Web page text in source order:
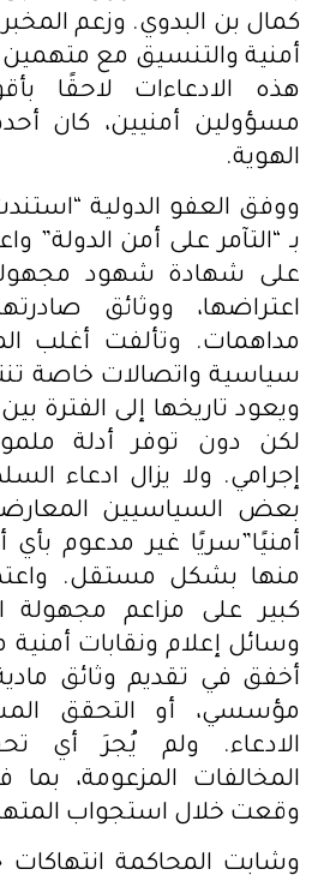
كمال بن البدوي. وزعم
أمنية والتنسيق مع
هذه الادعاءات لاحقًا
مسؤولين أمنيين، كان
الهوية.
ووفق العفو الدولية
بـ “التآمر على أمن الدولة”
على شهادة شهود
اعتراضها، ووثائق
مداهمات. وتألفت أغلب
سياسية واتصالات خاصة
لكن دون توفر أدلة
إجرامي. ولا يزال ادعاء
بعض السياسيين
أمنيًا”سريًا غير مدعوم بأي
منها بشكل مستقل.
كبير على مزاعم مجهولة
وسائل إعلام ونقابات أمنية
أخفق في تقديم وثائق
مؤسسي، أو التحقق
الادعاء. ولم يُجرَ أي
المخالفات المزعومة،
وقعت خلال استجواب
وشابت المحاكمة انتهاكات